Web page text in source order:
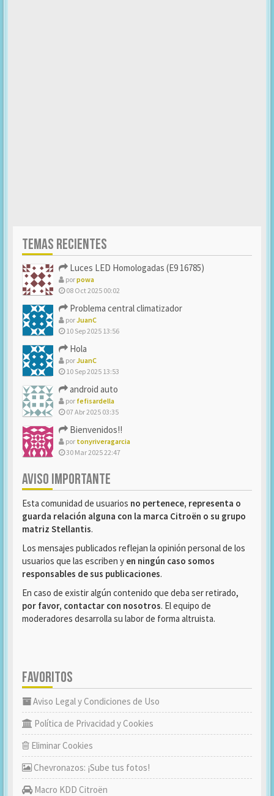
TEMAS RECIENTES
Luces LED Homologadas (E9 16785)
porpowa
08 Oct 2025 00:02
Problema central climatizador
porJuanC
10 Sep 2025 13:56
Hola
porJuanC
10 Sep 2025 13:53
android auto
por fefisardella
07 Abr 2025 03:35
Bienvenidos!!
por tonyriveragarcia
30 Mar 2025 22:47
AVISO IMPORTANTE
Esta comunidad de usuarios no pertenece, representa o
guarda relación alguna con la marca Citroën o su grupo
matriz Stellantis.
Los mensajes publicados reflejan la opinión personal de los
usuarios que las escriben y en ningún caso somos
responsables de sus publicaciones.
En caso de existir algún contenido que deba ser retirado,
por favor, contactar con nosotros. El equipo de
moderadores desarrolla su labor de forma altruista.
FAVORITOS
Aviso Legal y Condiciones de Uso
Política de Privacidad y Cookies
Eliminar Cookies
Chevronazos: ¡Sube tus fotos!
Macro KDD Citroën